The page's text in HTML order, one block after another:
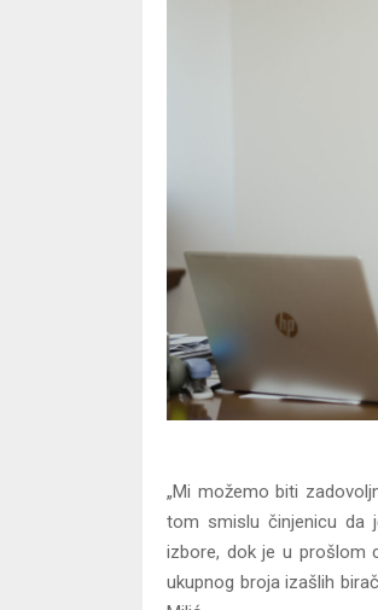
„Mi možemo biti
tom smislu činjenicu da
izbore, dok je u prošlom
ukupnog broja izašlih